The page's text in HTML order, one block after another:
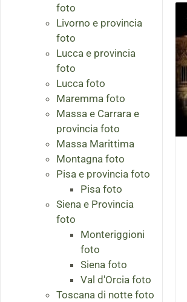
foto
Livorno e provincia
foto
Lucca e provincia
foto
Lucca foto
Maremma foto
Massa e Carrara e
provincia foto
Massa Marittima
Montagna foto
Pisa e provincia foto
Pisa foto
Siena e Provincia
foto
Monteriggioni
foto
Siena foto
Val d'Orcia foto
Toscana di notte foto